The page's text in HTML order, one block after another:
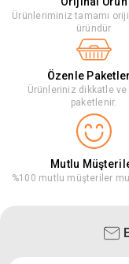
Ürünleriminiz tamamı
üründür
Özenle
Ürünleriniz dikkatle
paketlenir.
Mutlu
%100 mutlu müşteriler